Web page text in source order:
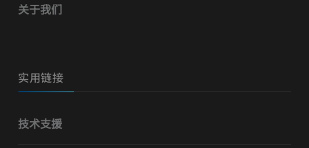
关于我们
实用链接
技术支援